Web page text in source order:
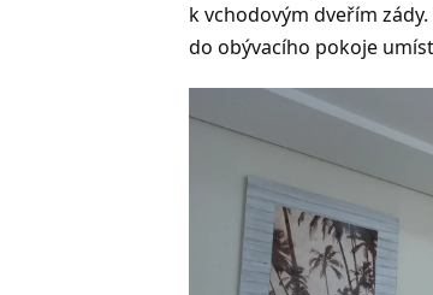
k vchodovým dveřím
do obývacího pokoje